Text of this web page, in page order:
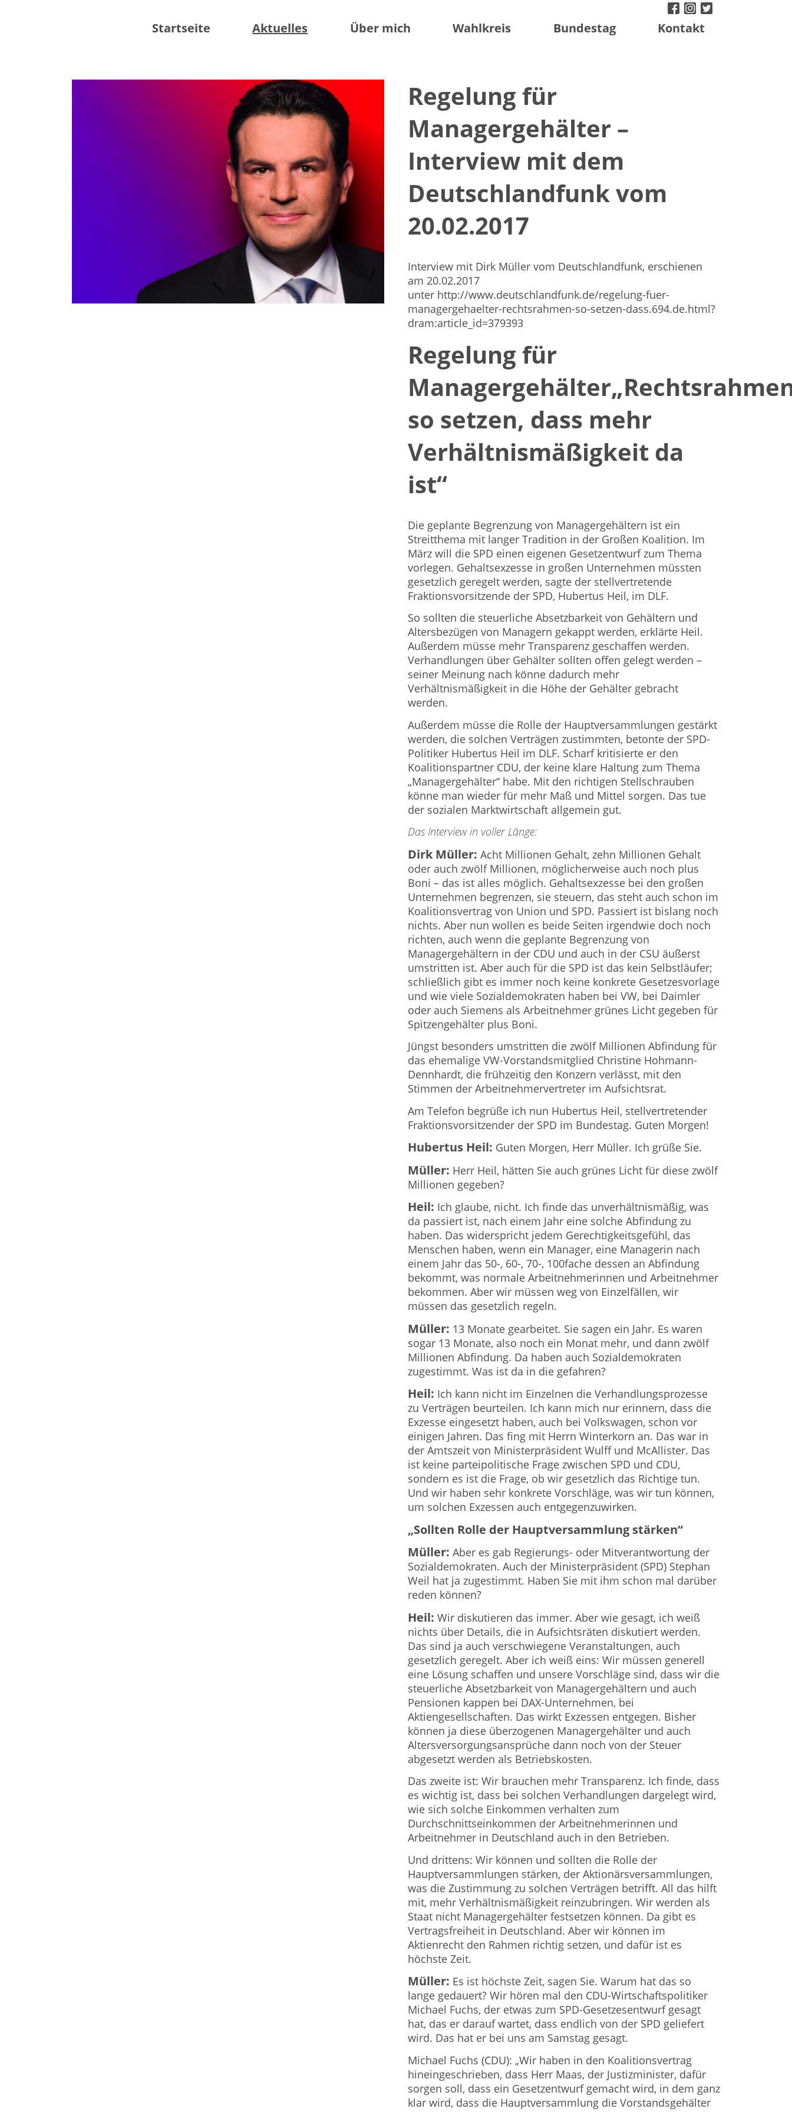
facebook
instagram
twitter
Startseite Aktuelles Über mich Wahlkreis Bundestag Kontakt
Regelung für
Managergehälter –
Interview mit dem
Deutschlandfunk vom
20.02.2017
Interview mit Dirk Müller vom Deutschlandfunk, erschienen
am 20.02.2017
unter http://www.deutschlandfunk.de/regelung-fuer-
managergehaelter-rechtsrahmen-so-setzen-dass.694.de.html?
dram:article_id=379393
Regelung für
Managergehälter
so setzen, dass mehr
Verhältnismäßigkeit da
ist“
Die geplante Begrenzung von Managergehältern ist ein
Streitthema mit langer Tradition in der Großen Koalition. Im
März will die SPD einen eigenen Gesetzentwurf zum Thema
vorlegen. Gehaltsexzesse in großen Unternehmen müssten
gesetzlich geregelt werden, sagte der stellvertretende
Fraktionsvorsitzende der SPD, Hubertus Heil, im DLF.
So sollten die steuerliche Absetzbarkeit von Gehältern und
Altersbezügen von Managern gekappt werden, erklärte Heil.
Außerdem müsse mehr Transparenz geschaffen werden.
Verhandlungen über Gehälter sollten offen gelegt werden –
seiner Meinung nach könne dadurch mehr
Verhältnismäßigkeit in die Höhe der Gehälter gebracht
werden.
Außerdem müsse die Rolle der Hauptversammlungen gestärkt
werden, die solchen Verträgen zustimmten, betonte der SPD-
Politiker Hubertus Heil im DLF. Scharf kritisierte er den
Koalitionspartner CDU, der keine klare Haltung zum Thema
„Managergehälter“ habe. Mit den richtigen Stellschrauben
könne man wieder für mehr Maß und Mittel sorgen. Das tue
der sozialen Marktwirtschaft allgemein gut.
Das Interview in voller Länge:
Dirk Müller: Acht Millionen Gehalt, zehn Millionen Gehalt
oder auch zwölf Millionen, möglicherweise auch noch plus
Boni – das ist alles möglich. Gehaltsexzesse bei den großen
Unternehmen begrenzen, sie steuern, das steht auch schon im
Koalitionsvertrag von Union und SPD. Passiert ist bislang noch
nichts. Aber nun wollen es beide Seiten irgendwie doch noch
richten, auch wenn die geplante Begrenzung von
Managergehältern in der CDU und auch in der CSU äußerst
umstritten ist. Aber auch für die SPD ist das kein Selbstläufer;
schließlich gibt es immer noch keine konkrete Gesetzesvorlage
und wie viele Sozialdemokraten haben bei VW, bei Daimler
oder auch Siemens als Arbeitnehmer grünes Licht gegeben für
Spitzengehälter plus Boni.
Jüngst besonders umstritten die zwölf Millionen Abfindung für
das ehemalige VW-Vorstandsmitglied Christine Hohmann-
Dennhardt, die frühzeitig den Konzern verlässt, mit den
Stimmen der Arbeitnehmervertreter im Aufsichtsrat.
Am Telefon begrüße ich nun Hubertus Heil, stellvertretender
Fraktionsvorsitzender der SPD im Bundestag. Guten Morgen!
Hubertus Heil: Guten Morgen, Herr Müller. Ich grüße Sie.
Müller: Herr Heil, hätten Sie auch grünes Licht für diese zwölf
Millionen gegeben?
Heil: Ich glaube, nicht. Ich finde das unverhältnismäßig, was
da passiert ist, nach einem Jahr eine solche Abfindung zu
haben. Das widerspricht jedem Gerechtigkeitsgefühl, das
Menschen haben, wenn ein Manager, eine Managerin nach
einem Jahr das 50-, 60-, 70-, 100fache dessen an Abfindung
bekommt, was normale Arbeitnehmerinnen und Arbeitnehmer
bekommen. Aber wir müssen weg von Einzelfällen, wir
müssen das gesetzlich regeln.
Müller: 13 Monate gearbeitet. Sie sagen ein Jahr. Es waren
sogar 13 Monate, also noch ein Monat mehr, und dann zwölf
Millionen Abfindung. Da haben auch Sozialdemokraten
zugestimmt. Was ist da in die gefahren?
Heil: Ich kann nicht im Einzelnen die Verhandlungsprozesse
zu Verträgen beurteilen. Ich kann mich nur erinnern, dass die
Exzesse eingesetzt haben, auch bei Volkswagen, schon vor
einigen Jahren. Das fing mit Herrn Winterkorn an. Das war in
der Amtszeit von Ministerpräsident Wulff und McAllister. Das
ist keine parteipolitische Frage zwischen SPD und CDU,
sondern es ist die Frage, ob wir gesetzlich das Richtige tun.
Und wir haben sehr konkrete Vorschläge, was wir tun können,
um solchen Exzessen auch entgegenzuwirken.
„Sollten Rolle der Hauptversammlung stärken“
Müller: Aber es gab Regierungs- oder Mitverantwortung der
Sozialdemokraten. Auch der Ministerpräsident (SPD) Stephan
Weil hat ja zugestimmt. Haben Sie mit ihm schon mal darüber
reden können?
Heil: Wir diskutieren das immer. Aber wie gesagt, ich weiß
nichts über Details, die in Aufsichtsräten diskutiert werden.
Das sind ja auch verschwiegene Veranstaltungen, auch
gesetzlich geregelt. Aber ich weiß eins: Wir müssen generell
eine Lösung schaffen und unsere Vorschläge sind, dass wir die
steuerliche Absetzbarkeit von Managergehältern und auch
Pensionen kappen bei DAX-Unternehmen, bei
Aktiengesellschaften. Das wirkt Exzessen entgegen. Bisher
können ja diese überzogenen Managergehälter und auch
Altersversorgungsansprüche dann noch von der Steuer
abgesetzt werden als Betriebskosten.
Das zweite ist: Wir brauchen mehr Transparenz. Ich finde, dass
es wichtig ist, dass bei solchen Verhandlungen dargelegt wird,
wie sich solche Einkommen verhalten zum
Durchschnittseinkommen der Arbeitnehmerinnen und
Arbeitnehmer in Deutschland auch in den Betrieben.
Und drittens: Wir können und sollten die Rolle der
Hauptversammlungen stärken, der Aktionärsversammlungen,
was die Zustimmung zu solchen Verträgen betrifft. All das hilft
mit, mehr Verhältnismäßigkeit reinzubringen. Wir werden als
Staat nicht Managergehälter festsetzen können. Da gibt es
Vertragsfreiheit in Deutschland. Aber wir können im
Aktienrecht den Rahmen richtig setzen, und dafür ist es
höchste Zeit.
Müller: Es ist höchste Zeit, sagen Sie. Warum hat das so
lange gedauert? Wir hören mal den CDU-Wirtschaftspolitiker
Michael Fuchs, der etwas zum SPD-Gesetzesentwurf gesagt
hat, das er darauf wartet, dass endlich von der SPD geliefert
wird. Das hat er bei uns am Samstag gesagt.
Michael Fuchs (CDU): „Wir haben in den Koalitionsvertrag
hineingeschrieben, dass Herr Maas, der Justizminister, dafür
sorgen soll, dass ein Gesetzentwurf gemacht wird, in dem ganz
klar wird, dass die Hauptversammlung die Vorstandsgehälter